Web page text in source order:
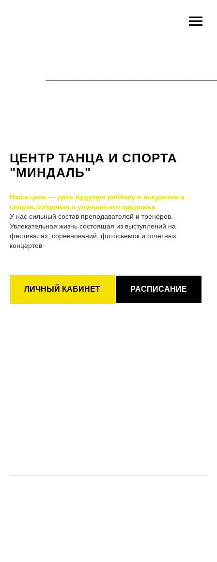
ЦЕНТР ТАНЦА И СПОРТА
"МИНДАЛЬ"
Наша цель — дать будущее ребёнку в искусстве и
спорте, сохраняя и улучшая его здоровье
У нас сильный состав преподавателей и тренеров.
Увлекательная жизнь состоящая из выступлений на
фестивалях, соревнований, фотосьемок и отчетных
концертов
ЛИЧНЫЙ КАБИНЕТ РАСПИСАНИЕ